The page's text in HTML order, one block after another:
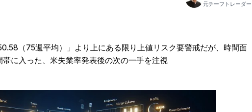
元チーフトレーダー
（75週平均）」より上にある限り上値リスク要警戒だが、時間面
に入った、米失業率発表後の次の一手を注視